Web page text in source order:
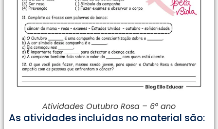
Atividades Outubro Rosa – 6° ano
As atividades incluídas no material são: